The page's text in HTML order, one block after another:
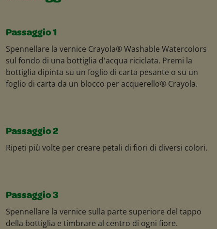
Passaggio 1
Spennellare la vernice Crayola® Washable Watercolors
sul fondo di una bottiglia d'acqua riciclata. Premi la
bottiglia dipinta su un foglio di carta pesante o su un
foglio di carta da un blocco per acquerello® Crayola.
Passaggio 2
Ripeti più volte per creare petali di fiori di diversi colori.
Passaggio 3
Spennellare la vernice sulla parte superiore del tappo
della bottiglia e timbrare al centro di ogni fiore.